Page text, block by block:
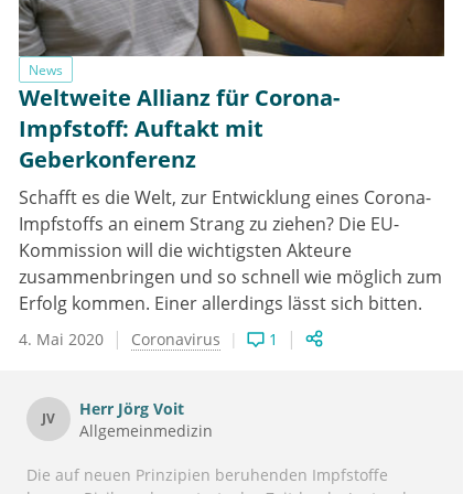
News
Weltweite Allianz für Corona-
Impfstoff: Auftakt mit
Geberkonferenz
Schafft es die Welt, zur Entwicklung eines Corona-
Impfstoffs an einem Strang zu ziehen? Die EU-
Kommission will die wichtigsten Akteure
zusammenbringen und so schnell wie möglich zum
Erfolg kommen. Einer allerdings lässt sich bitten.
4. Mai 2020 Coronavirus 1
JV Herr Jörg Voit
Allgemeinmedizin
Die auf neuen Prinzipien beruhenden Impfstoffe